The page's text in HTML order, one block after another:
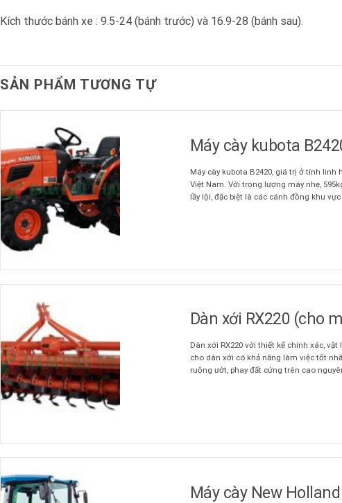
Kích thước bánh xe : 9.5-24 (bánh trước) và 16.9-28 (bánh sau).
SẢN PHẨM TƯƠNG TỰ
Máy cày kubota
Máy cày kubota B2420, giá trị ở tính
Việt Nam. Với trọng lượng máy nhẹ,
lầy lội, đặc biệt là các cánh đồng khu vực
Dàn xới RX220 (cho
Dàn xới RX220 với thiết kế chính xác,
cho dàn xới có khả năng làm việc tốt
ruộng ướt, phay đất cứng trên cao
Máy cày New